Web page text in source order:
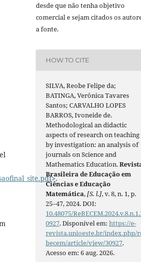
>.
desde que não tenha objetivo
comercial e sejam citados os
a fonte.
HOW TO CITE
SILVA, Reobe Felipe da;
BATINGA, Verônica Tavares
Santos; CARVALHO LOPES
BARROS, Ivoneide de.
Methodological an didactic
aspects of research on teaching
by investigation: an analysis of
journals on Science and
Mathematics Education.
Brasileira de Educação em
Ciências e Educação
Matemática,[S. l.], v. 8, n. 1, p.
25–47, 2024. DOI:
10.48075/
0927. Disponível em:https://e-
revista.unioeste.br/index.php/
becem/article/view/30927.
Acesso em: 6 aug. 2026.